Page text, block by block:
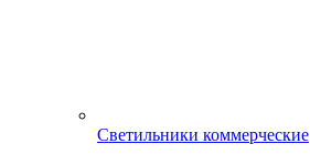
Светильники коммерческие